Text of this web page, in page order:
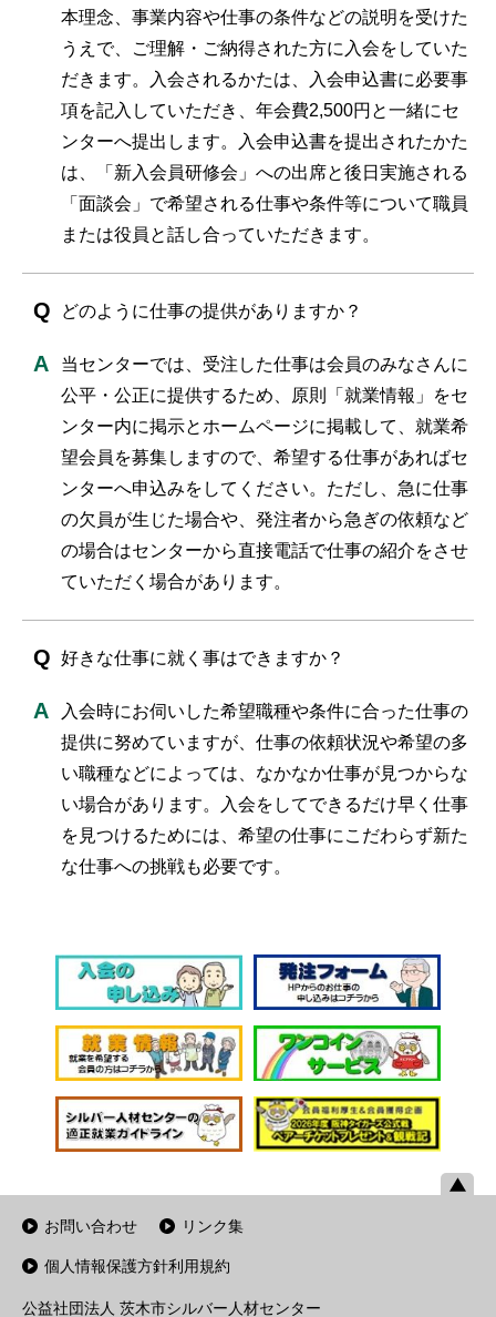
本理念、事業内容や仕事の条件などの説明を受けた
うえで、ご理解・ご納得された方に入会をしていた
だきます。入会されるかたは、入会申込書に必要事
項を記入していただき、年会費2,500円と一緒にセ
ンターへ提出します。入会申込書を提出されたかた
は、「新入会員研修会」への出席と後日実施される
「面談会」で希望される仕事や条件等について職員
または役員と話し合っていただきます。
どのように仕事の提供がありますか？
当センターでは、受注した仕事は会員のみなさんに
公平・公正に提供するため、原則「就業情報」をセ
ンター内に掲示とホームページに掲載して、就業希
望会員を募集しますので、希望する仕事があればセ
ンターへ申込みをしてください。ただし、急に仕事
の欠員が生じた場合や、発注者から急ぎの依頼など
の場合はセンターから直接電話で仕事の紹介をさせ
ていただく場合があります。
好きな仕事に就く事はできますか？
入会時にお伺いした希望職種や条件に合った仕事の
提供に努めていますが、仕事の依頼状況や希望の多
い職種などによっては、なかなか仕事が見つからな
い場合があります。入会をしてできるだけ早く仕事
を見つけるためには、希望の仕事にこだわらず新た
な仕事への挑戦も必要です。
お問い合わせ リンク集
個人情報保護方針利用規約
公益社団法人 茨木市シルバー人材センター